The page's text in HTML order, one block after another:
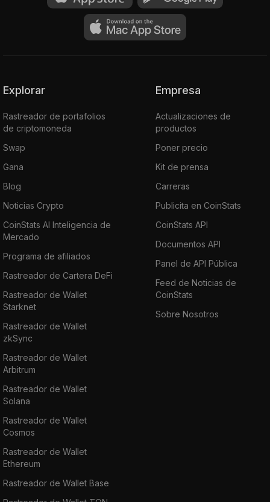
Explorar
Rastreador de portafolios
de criptomoneda
Swap
Gana
Blog
Noticias Crypto
CoinStats AI Inteligencia de
Mercado
Programa de afiliados
Rastreador de Cartera DeFi
Rastreador de Wallet
Starknet
Rastreador de Wallet
zkSync
Rastreador de Wallet
Arbitrum
Rastreador de Wallet
Solana
Rastreador de Wallet
Cosmos
Rastreador de Wallet
Ethereum
Rastreador de Wallet Base
Empresa
Actualizaciones de
productos
Poner precio
Kit de prensa
Carreras
Publicita en CoinStats
CoinStats API
Documentos API
Panel de API Pública
Feed de Noticias de
CoinStats
Sobre Nosotros